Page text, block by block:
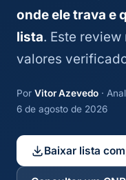
onde ele trava e
lista. Este
valores
Por Vitor Azevedo ·
6 de agosto de 2026
Baixar lista